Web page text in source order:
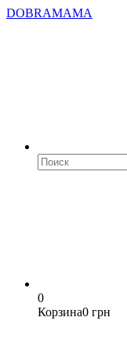
DOBRAMAMA
0
Корзина0 грн